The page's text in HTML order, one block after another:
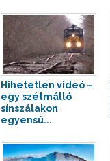
Hihetetlen videó –
egy szétmálló
sínszálakon
egyensú...